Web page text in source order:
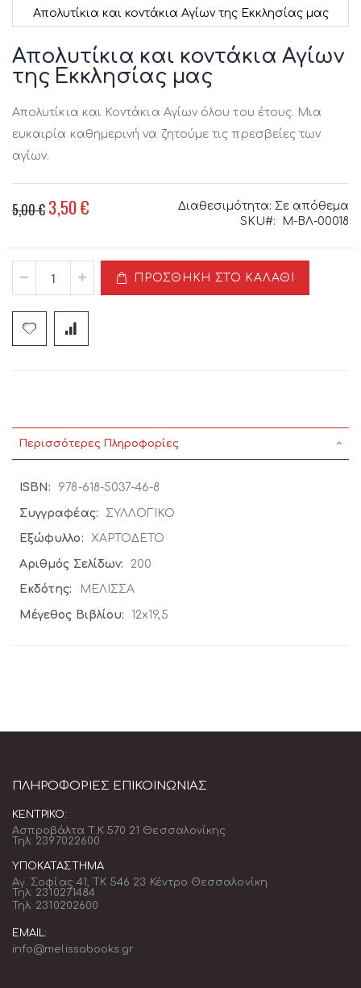
Απολυτίκια και κοντάκια Αγίων της Eκκλησίας μας
στην
αρχή
της
εικόνων
Απολυτίκια και κοντάκια Αγίων
της Eκκλησίας μας
Απολυτίκια και Κοντάκια Αγίων όλου του έτους. Μια
ευκαιρία καθημερινή να ζητούμε τις πρεσβείες των
αγίων.
5,00 € Ειδική
Τιμή
3,50 € Διαθεσιμότητα: Σε απόθεμα
SKU
Μ-ΒΛ-00018
ΠΡΟΣΘΉΚΗ ΣΤΟ ΚΑΛΆΘΙ
Περισσότερες Πληροφορίες
Περισσότερες
Πληροφορίες
978-618-5037-46-8
ΣΥΛΛΟΓΙΚΟ
ΧΑΡΤΟΔΕΤΟ
200
ΜΕΛΙΣΣΑ
12x19,5
ΠΛΗΡΟΦΟΡΊΕΣ ΕΠΙΚΟΙΝΩΝΊΑΣ
ΚΕΝΤΡΙΚΌ:
Ασπροβάλτα Τ.Κ.570 21 Θεσσαλονίκης
Τηλ: 2397022600
ΥΠΟΚΑΤΆΣΤΗΜΑ
Αγ. Σοφίας 41, ΤΚ 546 23 Κέντρο Θεσσαλονίκη
Τηλ: 2310271484
Τηλ: 2310202600
EMAIL:
info@melissabooks.gr